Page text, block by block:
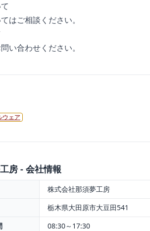
はご相談ください。
い合わせください。
ウェア
房 - 会社情報
株式会社那須夢工房
栃木県大田原市大豆田541
08:30～17:30